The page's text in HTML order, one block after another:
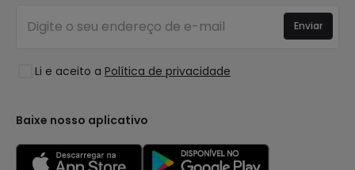
Iluminação para empresas
Espaços
Coleções
Li e aceito a Política de privacidade
Enviar
Baixe nosso aplicativo